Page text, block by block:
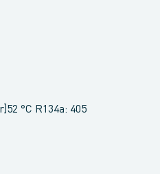
°C R134a: 405